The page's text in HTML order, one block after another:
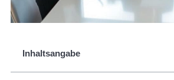
Inhaltsangabe